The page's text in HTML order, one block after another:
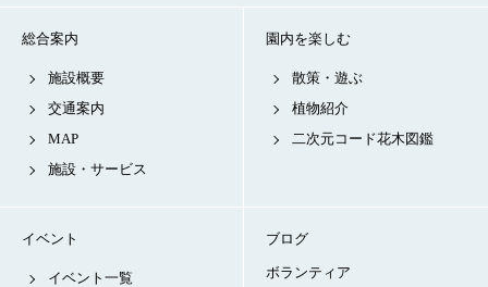
総合案内
施設概要
交通案内
MAP
施設・サービス
園内を楽しむ
散策・遊ぶ
植物紹介
二次元コード花木図鑑
イベント
イベント一覧
ブログ
ボランティア